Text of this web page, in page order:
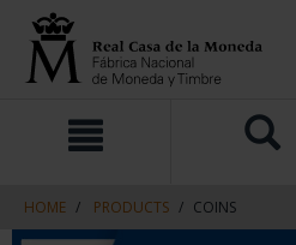
navigation
HOME PRODUCTS COINS